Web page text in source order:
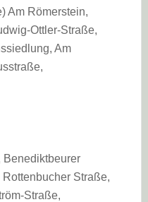
Am Römerstein,
Ottler-Straße,
Am
Benediktbeurer
Straße,
Straße,